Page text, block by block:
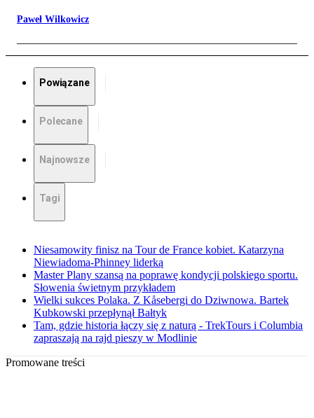
Paweł Wilkowicz
Powiązane
Polecane
Najnowsze
Tagi
Niesamowity finisz na Tour de France kobiet. Katarzyna
Niewiadoma-Phinney liderką
Master Plany szansą na poprawę kondycji polskiego sportu.
Słowenia świetnym przykładem
Wielki sukces Polaka. Z Kåsebergi do Dziwnowa. Bartek
Kubkowski przepłynął Bałtyk
Tam, gdzie historia łączy się z naturą - TrekTours i Columbia
zapraszają na rajd pieszy w Modlinie
Promowane treści